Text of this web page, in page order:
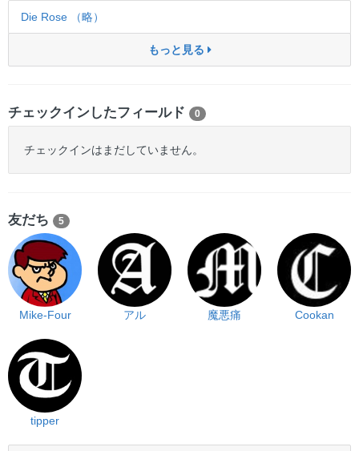
Die Rose （略）
もっと見る
チェックインしたフィールド 0
チェックインはまだしていません。
友だち 5
Mike-Four アル 魔悪痛 Cookan
tipper